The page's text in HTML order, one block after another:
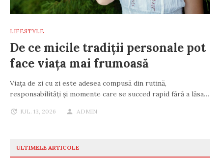
LIFESTYLE
De ce micile tradiții personale pot
face viața mai frumoasă
Viața de zi cu zi este adesea compusă din rutină,
responsabilități și momente care se succed rapid fără a lăsa…
IUL. 13, 2026 ADMIN
ULTIMELE ARTICOLE